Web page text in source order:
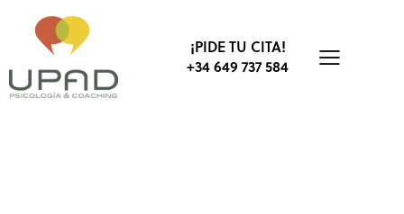
¡PIDE TU CITA!
+34 649 737 584